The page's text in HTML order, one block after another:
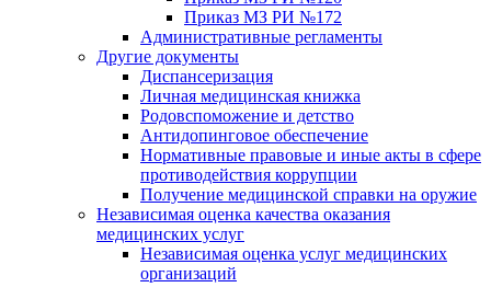
Приказ МЗ РИ №172
Административные регламенты
Другие документы
Диспансеризация
Личная медицинская книжка
Родовспоможение и детство
Антидопинговое обеспечение
Нормативные правовые и иные акты в сфере
противодействия коррупции
Получение медицинской справки на оружие
Независимая оценка качества оказания
медицинских услуг
Независимая оценка услуг медицинскиx
организаций